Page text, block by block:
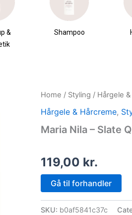
&
Shampoo
Home / Styling / Hårgele
Hårgele & Hårcreme,
Maria Nila – Slate
119,00 kr.
Gå til forhandler
SKU: b0af5841c37c